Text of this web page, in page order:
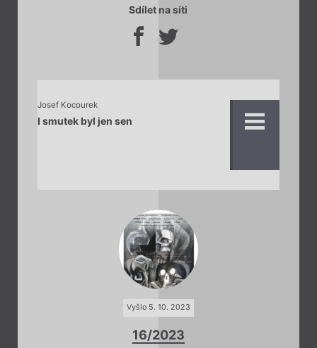
Sdílet na síti
Josef Kocourek
I smutek byl jen sen
Vyšlo 5. 10. 2023
16/2023